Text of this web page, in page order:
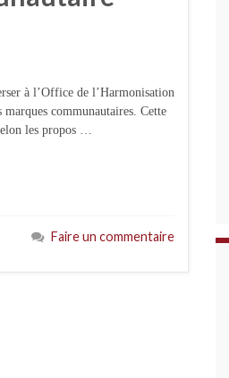
à l’Office de l’Harmonisation
communautaires. Cette
les propos …
Faire un commentaire